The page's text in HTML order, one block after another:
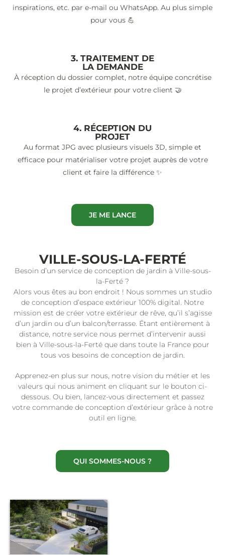
inspirations, etc. par e-mail ou WhatsApp. Au plus simple
pour vous 💪
3. TRAITEMENT DE
LA DEMANDE
À réception du dossier complet, notre équipe concrétise
le projet d’extérieur pour votre client 🤝
4. RÉCEPTION DU
PROJET
Au format JPG avec plusieurs visuels 3D, simple et
efficace pour matérialiser votre projet auprès de votre
client et faire la différence ✨
JE ME LANCE
VILLE-SOUS-LA-FERTÉ
Besoin d’un service de conception de jardin à Ville-sous-
la-Ferté ?
Alors vous êtes au bon endroit ! Nous sommes un studio
de conception d’espace extérieur 100% digital. Notre
mission est de créer votre extérieur de rêve, qu’il s’agisse
d’un jardin ou d’un balcon/terrasse. Étant entièrement à
distance, notre service nous permet d’intervenir aussi
bien à Ville-sous-la-Ferté que dans toute la France pour
tous vos besoins de conception de jardin.
Apprenez-en plus sur nous, notre vision du métier et les
valeurs qui nous animent en cliquant sur le bouton ci-
dessous. Ou bien, lancez-vous directement et passez
votre commande de conception d’extérieur grâce à notre
outil en ligne.
QUI SOMMES-NOUS ?